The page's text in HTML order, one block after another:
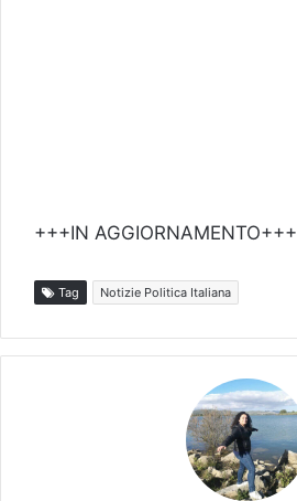
+++IN AGGIORNAMENTO+++
Tag Notizie Politica Italiana